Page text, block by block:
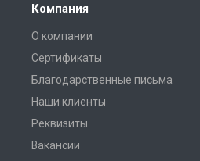
Компания
О компании
Сертификаты
Благодарственные письма
Наши клиенты
Реквизиты
Вакансии